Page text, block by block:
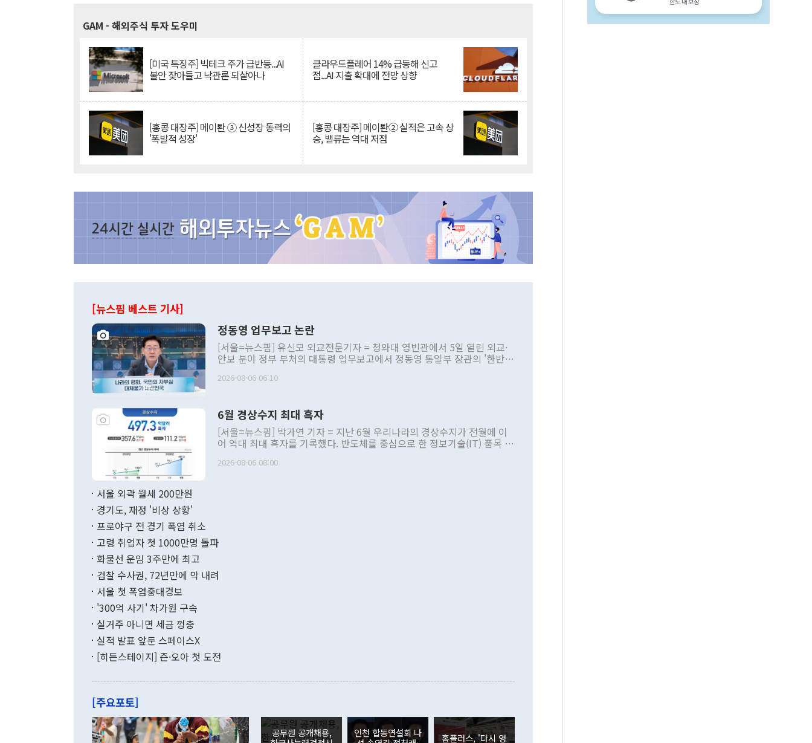
GAM - 해외주식 투자 도우미
[미국 특징주] 빅테크 주가 급반등...AI
불안 잦아들고 낙관론 되살아나
클라우드플레어 14% 급등해 신고
점...AI 지출 확대에 전망 상향
[홍콩 대장주] 메이퇀 ③ 신성장 동력의
'폭발적 성장'
[홍콩 대장주] 메이퇀② 실적은 고속 상
승, 밸류는 역대 저점
[뉴스핌 베스트 기사]
정동영 업무보고 논란
[서울=뉴스핌] 유신모 외교전문기자 = 청와대 영빈관에서 5일 열린 외교·
안보 분야 정부 부처의 대통령 업무보고에서 정동영 통일부 장관의 '한반도
발언 중에는 정부 내 조율을 거치지 않은 사안을 정책으로 추진하겠다고 공
주의적 희망에 근거한 비현실적 구상'이라는 비판을 내놨다. 그동안 정 장
관의 대북 정책 관련 발언이 물의를 빚은 적은 여러 번 있지만 대통령과 유
관 부처 장관이 공개적으로 부정적 입장을 표명한 것은 이례적이다. 정 장
관의 무리한 대북 접근법과 월권을 제어해야 한다는 목소리도 높아지고 있
다. [정동영 통일부 장관이 지난달 23일 오후 서울 종로구 정부서울청사에
무너졌다고도 했다. 또 "현 시점에서 흘러간 선(先)비핵화만 되뇌는 것은
함께 4자 대화의 동력을 확보하기 위해 최선을 다할 것"이라고 말했다. 하
"우리의 선의대로 하는 게 과연 한반도의 평화와 안정에 플러스냐, 결론적
관은 업무보고 사후 브리핑에서 정 장관이 언급한 '4자 회담'에 대해 "이상
이 9월 러시아 블라디보스토크에서 열리는 '동방경제포럼(EEF)'을 언급하
며 "정부 차원에서 (참석을) 검토하고 있다"고 발언한 데 대해서도 조 장관
은 "그것은 외교부의 몫"이라며 "아직 거기까지 진도가 나가지 않았다"고
2026-08-06 06:10
6월 경상수지 최대 흑자
[서울=뉴스핌] 박가연 기자 = 지난 6월 우리나라의 경상수지가 전월에 이
어 역대 최대 흑자를 기록했다. 반도체를 중심으로 한 정보기술(IT) 품목 수
료=한국은행] 한국은행이 6일 발표한 '2026년 6월 국제수지(잠정)'에 따르
며 월간 기준 처음으로 1000억달러를 넘어섰다. 상품수입은 644억8000만
196.9% 급증했고 컴퓨터·주변기기(SSD)는 282.7% 증가했다. IT 품목
수출은 160.4% 늘었으며 비IT 품목도 ▲석유제품(47.5%) ▲화공품
기록했지만 지식재산권사용료수지는 전월 흑자에서 4억4000만달러 적자
로 전환됐다. 본원소득수지는 배당소득을 중심으로 32억7000만달러 흑자
는 배당수입이 늘어난 데다 전월 분기배당에 따른 기저효과로 배당지급이
였던 올해 3월(369억9000만달러)을 넘어선 것이다. 직접투자에서는 내국
인의 해외투자가 80억1000만달러, 외국인의 국내투자가 46억3000만달러
2026-08-06 08:00
서울 외곽 월세 200만원
경기도, 재정 '비상 상황'
프로야구 전 경기 폭염 취소
고령 취업자 첫 1000만명 돌파
화물선 운임 3주만에 최고
검찰 수사권, 72년만에 막 내려
서울 첫 폭염중대경보
'300억 사기' 차가원 구속
실거주 아니면 세금 껑충
실적 발표 앞둔 스페이스X
[히든스테이지] 즌·오아 첫 도전
[주요포토]
공무원 공개채용,
인천 합동연설회 나
홈플러스, '다시 영